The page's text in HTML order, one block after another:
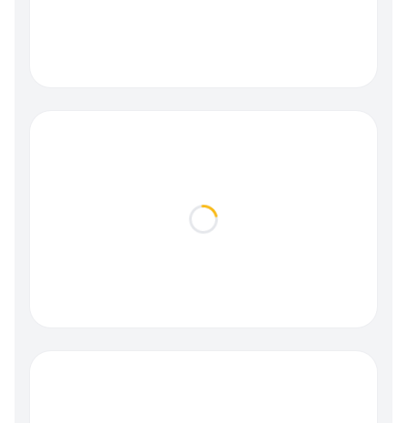
Loading...